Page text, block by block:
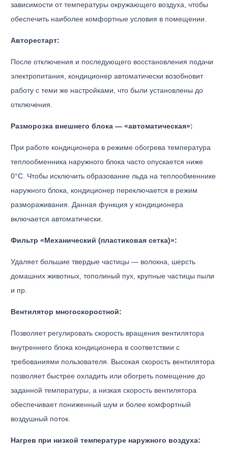
зависимости от температуры окружающего воздуха, чтобы
обеспечить наиболее комфортные условия в помещении.
Авторестарт:
После отключения и последующего восстановления подачи
электропитания, кондиционер автоматически возобновит
работу с теми же настройками, что были установлены до
отключения.
Разморозка внешнего блока — «автоматическая»:
При работе кондиционера в режиме обогрева температура
теплообменника наружного блока часто опускается ниже
0°С. Чтобы исключить образование льда на теплообменнике
наружного блока, кондиционер переключается в режим
размораживания. Данная функция у кондиционера
включается автоматически.
Фильтр «Механический (пластиковая сетка)»:
Удаляет большие твердые частицы — волокна, шерсть
домашних животных, тополиный пух, крупные частицы пыли
и пр.
Вентилятор многоскоростной:
Позволяет регулировать скорость вращения вентилятора
внутреннего блока кондиционера в соответствии с
требованиями пользователя. Высокая скорость вентилятора
позволяет быстрее охладить или обогреть помещение до
заданной температуры, а низкая скорость вентилятора
обеспечивает пониженный шум и более комфортный
воздушный поток.
Нагрев при низкой температуре наружного воздуха: